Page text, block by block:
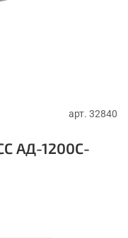
арт. 32840
АД-1200С-